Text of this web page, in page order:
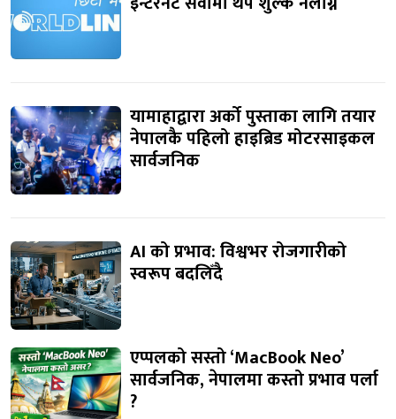
यामाहाद्वारा अर्को पुस्ताका लागि तयार
नेपालकै पहिलो हाइब्रिड मोटरसाइकल
सार्वजनिक
AI को प्रभाव: विश्वभर रोजगारीको
स्वरूप बदलिँदै
एप्पलको सस्तो ‘MacBook Neo’
सार्वजनिक, नेपालमा कस्तो प्रभाव पर्ला
?